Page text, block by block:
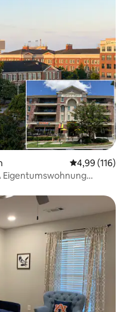
4,99 (116)
Eigentumswohnung